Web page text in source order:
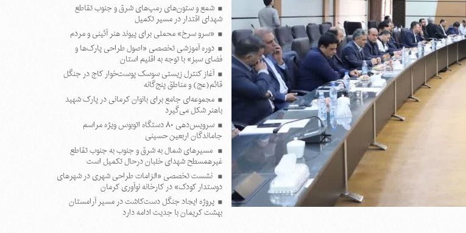
شمع و ستون‌های رمپ‌های شرق و جنوب تقاطع
شهدای اقتدار در مسیر تکمیل
«سرو سرخ» محملی برای پیوند هنر آئینی و مردم
دوره آموزشی تخصصی «اصول طراحی پارک‌ها و
فضای سبز» با توجه به اقلیم استان
آغاز کنترل زیستی سوسک پوست‌خوار کاج در جنگل
قائم(عج) و مناطق پنج‌گانه
مجموعه‌ای جامع برای بانوان کرمانی در پارک شهید
باهنر شکل می‌گیرد
سرویس‌دهی ۸۰ دستگاه اتوبوس ویژه مراسم
جاماندگان اربعین حسینی
مسیرهای شمال به شرق و جنوب به جنوب تقاطع
غیرهمسطح شهدای خلبان درحال تکمیل است
نشست تخصصی «الزامات طراحی شهری در شهرهای
دوستدار کودک» در کارخانه نوآوری کرمان
پروژه ایجاد جنگل دست‌کاشت در مسیر آرامستان
بهشت کریمان با جدیت ادامه دارد